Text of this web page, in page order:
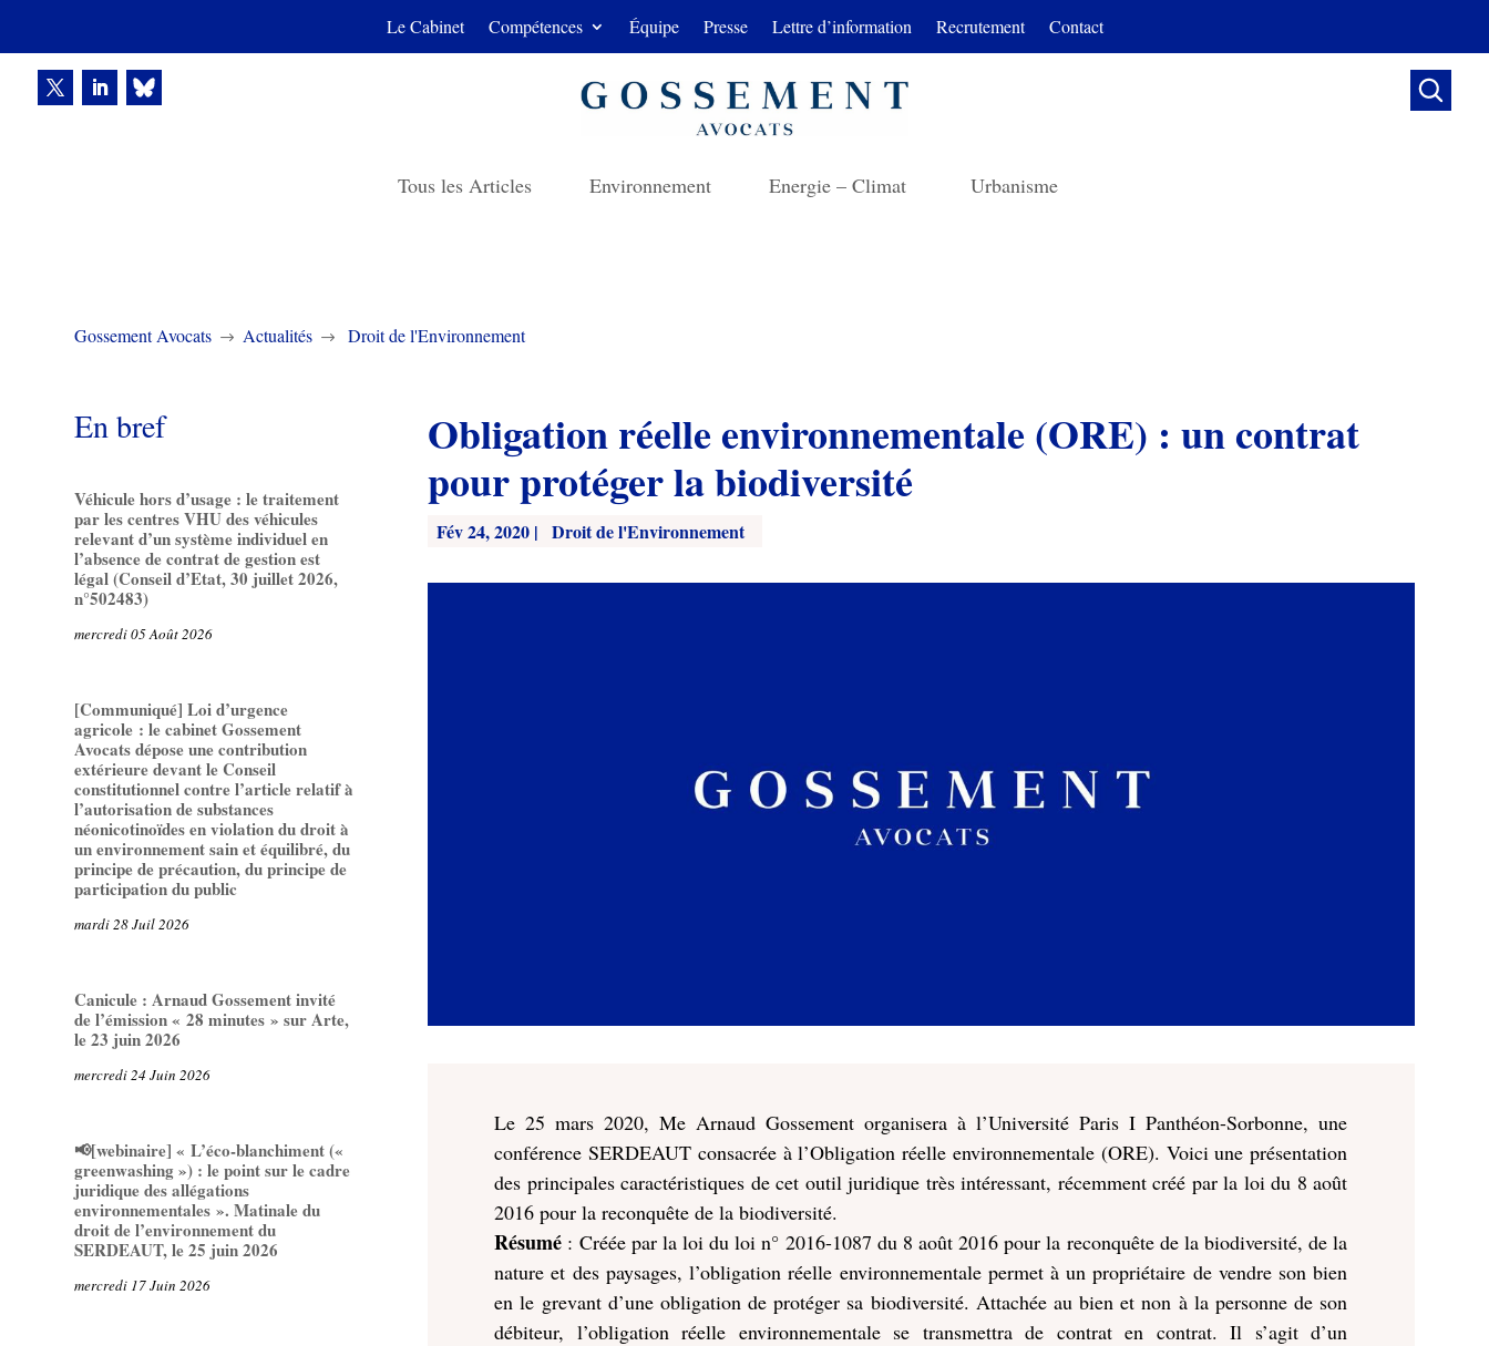
Le Cabinet Compétences Équipe Presse Lettre d’information Recrutement Contact

Tous les Articles Environnement Energie – Climat Urbanisme
Gossement Avocats $ Actualités $ Droit de l'Environnement
En bref
Véhicule hors d’usage : le traitement
par les centres VHU des véhicules
relevant d’un système individuel en
l’absence de contrat de gestion est
légal (Conseil d’Etat, 30 juillet 2026,
n°502483)
mercredi 05 Août 2026
[Communiqué] Loi d’urgence
agricole : le cabinet Gossement
Avocats dépose une contribution
extérieure devant le Conseil
constitutionnel contre l’article relatif à
l’autorisation de substances
néonicotinoïdes en violation du droit à
un environnement sain et équilibré, du
principe de précaution, du principe de
participation du public
mardi 28 Juil 2026
Canicule : Arnaud Gossement invité
de l’émission « 28 minutes » sur Arte,
le 23 juin 2026
mercredi 24 Juin 2026
📢[webinaire] « L’éco-blanchiment («
greenwashing ») : le point sur le cadre
juridique des allégations
environnementales ». Matinale du
droit de l’environnement du
SERDEAUT, le 25 juin 2026
mercredi 17 Juin 2026
Obligation réelle environnementale (ORE) : un contrat
pour protéger la biodiversité
Fév 24, 2020 | Droit de l'Environnement
Le 25 mars 2020, Me Arnaud Gossement organisera à l’Université Paris I Panthéon-Sorbonne, une
conférence SERDEAUT consacrée à l’Obligation réelle environnementale (ORE). Voici une présentation
des principales caractéristiques de cet outil juridique très intéressant, récemment créé par la loi du 8 août
2016 pour la reconquête de la biodiversité.
Résumé : Créée par la loi du loi n° 2016-1087 du 8 août 2016 pour la reconquête de la biodiversité, de la
nature et des paysages, l’obligation réelle environnementale permet à un propriétaire de vendre son bien
en le grevant d’une obligation de protéger sa biodiversité. Attachée au bien et non à la personne de son
débiteur, l’obligation réelle environnementale se transmettra de contrat en contrat. Il s’agit d’un